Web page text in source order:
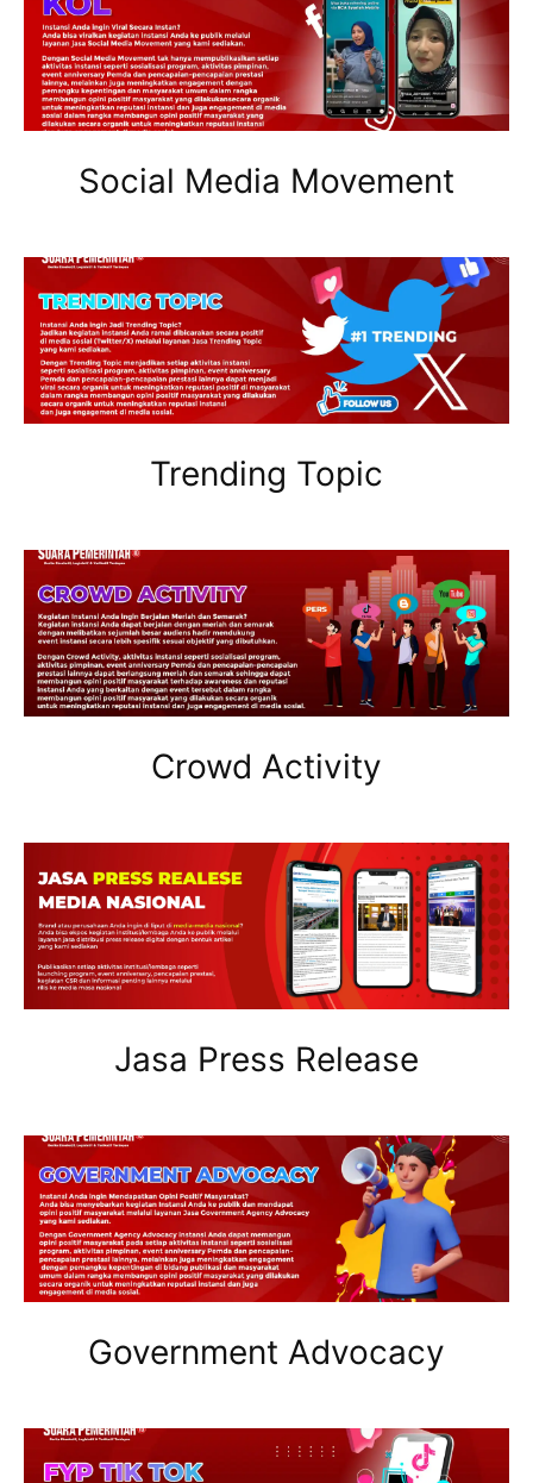
Social Media Movement
Trending Topic
Crowd Activity
Jasa Press Release
Government Advocacy